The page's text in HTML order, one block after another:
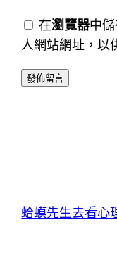
在瀏覽器中
人網站網址，以
蛤蟆先生去看心